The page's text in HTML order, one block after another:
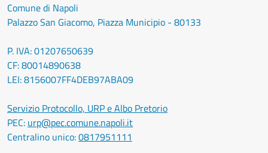
Comune di Napoli
Palazzo San Giacomo, Piazza Municipio - 80133
P. IVA: 01207650639
CF: 80014890638
LEI: 8156007FF4DEB97ABA09
Servizio Protocollo, URP e Albo Pretorio
PEC: urp@pec.comune.napoli.it
Centralino unico:0817951111